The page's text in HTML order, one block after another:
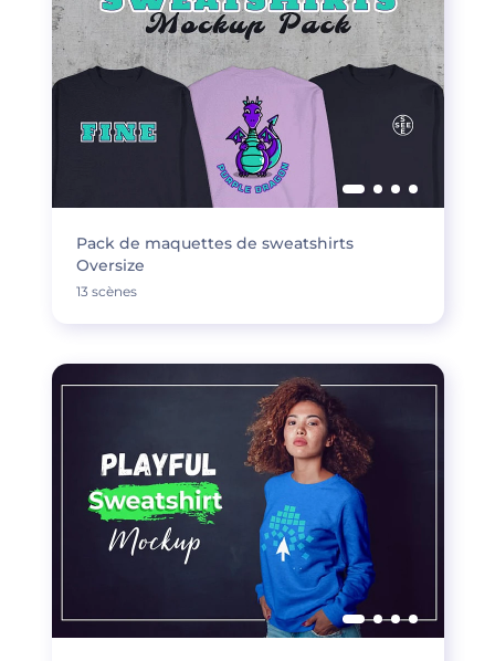
Pack de maquettes de sweatshirts
Oversize
13 scènes